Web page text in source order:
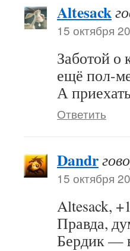
Altesack
15 октября
Заботой о
ещё пол-
А
Ответить
Dandr
15 октября
Altesack,
Правда,
Бердик —